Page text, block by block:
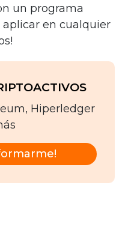
un programa
en cualquier
Hiperledger